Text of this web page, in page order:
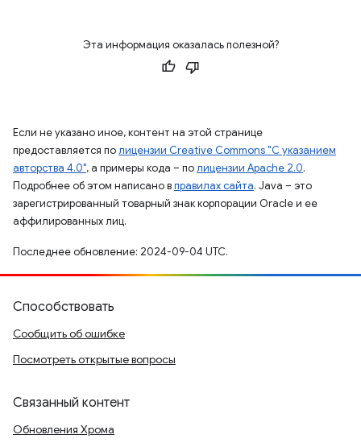
Эта информация оказалась полезной?
Если не указано иное, контент на этой странице
предоставляется полицензии Creative Commons "С указанием
авторства 4.0", а примеры кода – полицензии Apache 2.0.
Подробнее об этом написано вправилах сайта. Java – это
зарегистрированный товарный знак корпорации Oracle и ее
аффилированных лиц.
Последнее обновление: 2024-09-04 UTC.
Способствовать
Сообщить об ошибке
Посмотреть открытые вопросы
Связанный контент
Обновления Хрома